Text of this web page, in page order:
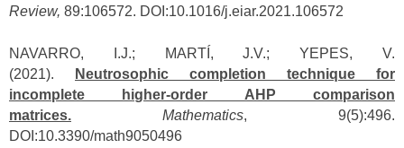
Review, 89:106572. DOI:10.1016/j.eiar.2021.106572
NAVARRO, I.J.; MARTÍ, J.V.; YEPES, V.
(2021).
Neutrosophic completion technique for
incomplete higher-order AHP comparison
matrices.
Mathematics, 9(5):496.
DOI:10.3390/math9050496